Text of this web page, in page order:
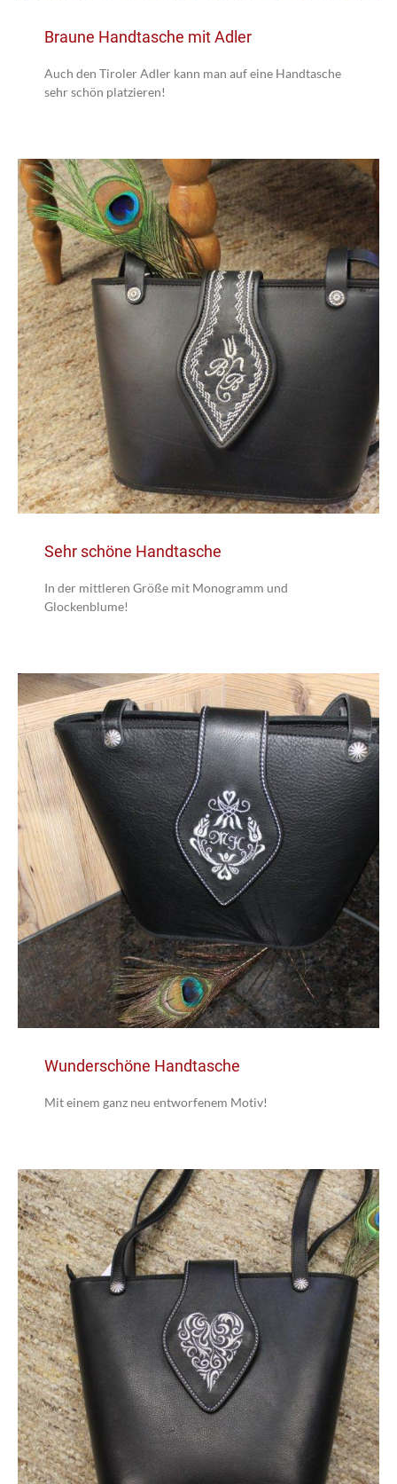
Braune Handtasche mit Adler
Auch den Tiroler Adler kann man auf eine Handtasche
sehr schön platzieren!
Sehr schöne Handtasche
In der mittleren Größe mit Monogramm und
Glockenblume!
Wunderschöne Handtasche
Mit einem ganz neu entworfenem Motiv!